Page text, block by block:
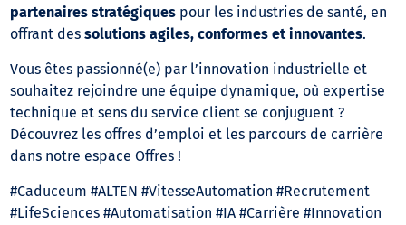
partenaires stratégiques pour les industries de santé, en
offrant dessolutions agiles, conformes et innovantes.
Vous êtes passionné(e) par l’innovation industrielle et
souhaitez rejoindre une équipe dynamique, où expertise
technique et sens du service client se conjuguent ?
Découvrez les offres d’emploi et les parcours de carrière
dans notre espace Offres !
#Caduceum #ALTEN #VitesseAutomation #Recrutement
#LifeSciences #Automatisation #IA #Carrière #Innovation